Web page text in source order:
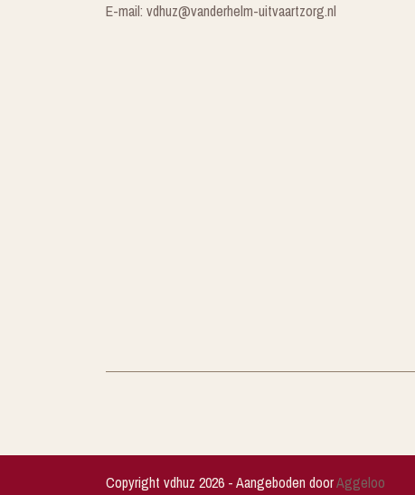
E-mail: vdhuz@vanderhelm-uitvaartzorg.nl
Copyright vdhuz 2026 - Aangeboden doorAggeloo